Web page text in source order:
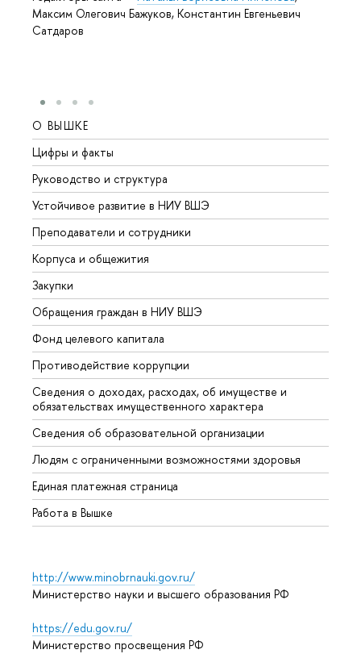
Максим Олегович Бажуков, Константин Евгеньевич
Сатдаров
О ВЫШКЕ
Цифры и факты
Руководство и структура
Устойчивое развитие в НИУ ВШЭ
Преподаватели и сотрудники
Корпуса и общежития
Закупки
Обращения граждан в НИУ ВШЭ
Фонд целевого капитала
Противодействие коррупции
Сведения о доходах, расходах, об имуществе и
обязательствах имущественного характера
Сведения об образовательной организации
Людям с ограниченными возможностями здоровья
Единая платежная страница
Работа в Вышке
http://www.minobrnauki.gov.ru/
Министерство науки и высшего образования РФ
https://edu.gov.ru/
Министерство просвещения РФ